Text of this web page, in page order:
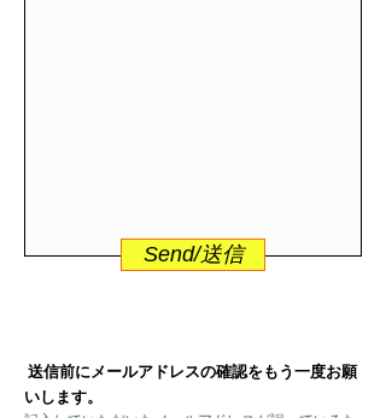
Send/送信
送信前にメールアドレスの確認をもう一度お願
いします。